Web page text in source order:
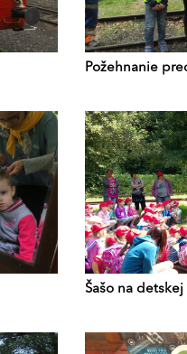
Požehnanie
Šašo na